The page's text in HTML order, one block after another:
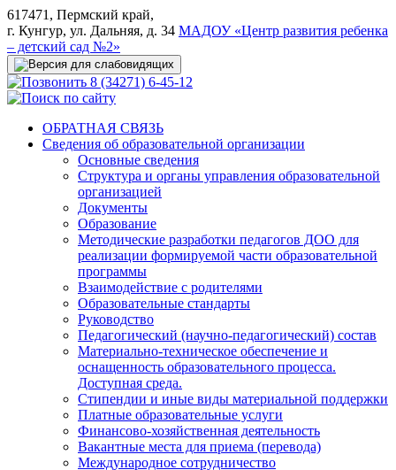
617471, Пермский край,
г. Кунгур, ул. Дальняя, д. 34 МАДОУ «Центр развития ребенка
– детский сад №2»
8 (34271) 6-45-12
ОБРАТНАЯ СВЯЗЬ
Сведения об образовательной организации
Основные сведения
Структура и органы управления образовательной
организацией
Документы
Образование
Методические разработки педагогов ДОО для
реализации формируемой части образовательной
программы
Взаимодействие с родителями
Образовательные стандарты
Руководство
Педагогический (научно-педагогический) состав
Материально-техническое обеспечение и
оснащенность образовательного процесса.
Доступная среда.
Стипендии и иные виды материальной поддержки
Платные образовательные услуги
Финансово-хозяйственная деятельность
Вакантные места для приема (перевода)
Международное сотрудничество